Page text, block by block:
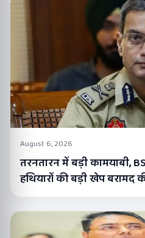
August 6, 2026
तरनतारन में बड़ी कामयाबी,
हथियारों की बड़ी खेप बरामद